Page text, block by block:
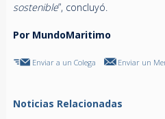
sostenible”, concluyó.
Por MundoMaritimo
Enviar a un Colega Enviar un
Noticias Relacionadas